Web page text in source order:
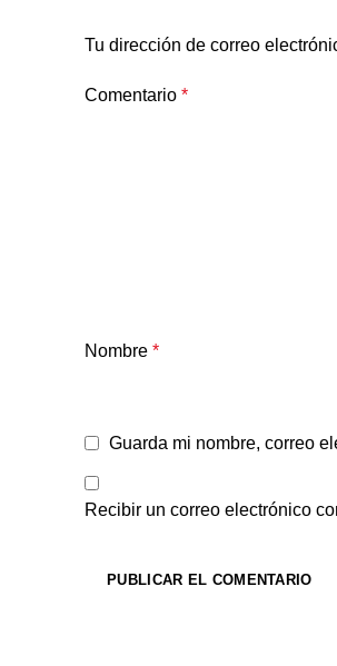
Tu dirección de correo
Comentario *
Nombre *
Guarda mi nombre, correo
Recibir un correo electrónico